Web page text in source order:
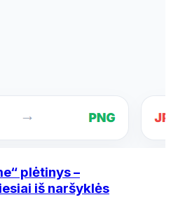
plėtinys –
iš naršyklės